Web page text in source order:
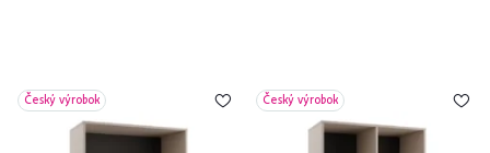
Český výrobok Český výrobok